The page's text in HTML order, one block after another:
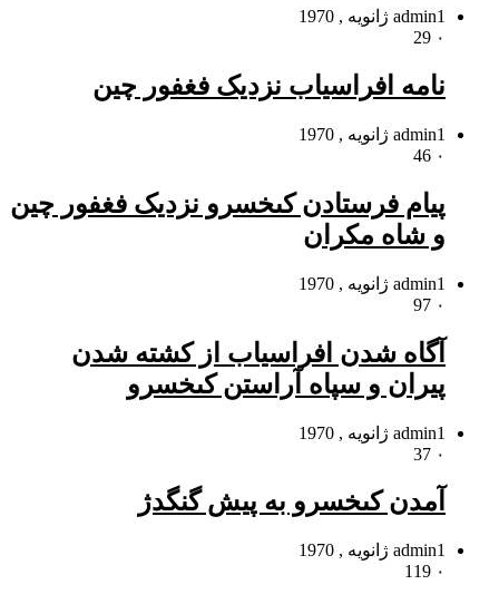
admin1 ژانویه , 1970
۰
نامه افراسیاب نزدیک فغفور چین
admin1 ژانویه , 1970
۰
پیام فرستادن کى‏خسرو نزدیک فغفور چین
و شاه مکران
admin1 ژانویه , 1970
۰
آگاه شدن افراسیاب از کشته شدن
پیران و سپاه آراستن کى‏خسرو
admin1 ژانویه , 1970
۰
آمدن کى‏خسرو به پیش گنگ‏دژ
admin1 ژانویه , 1970
۰